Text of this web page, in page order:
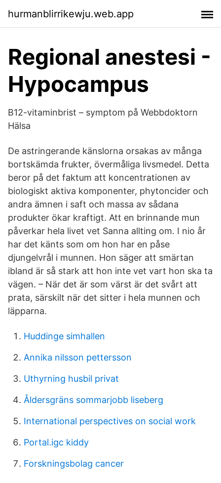
hurmanblirrikewju.web.app
Regional anestesi -
Hypocampus
B12-vitaminbrist – symptom på Webbdoktorn
Hälsa
De astringerande känslorna orsakas av många
bortskämda frukter, övermåliga livsmedel. Detta
beror på det faktum att koncentrationen av
biologiskt aktiva komponenter, phytoncider och
andra ämnen i saft och massa av sådana
produkter ökar kraftigt. Att en brinnande mun
påverkar hela livet vet Sanna allting om. I nio år
har det känts som om hon har en påse
djungelvrål i munnen. Hon säger att smärtan
ibland är så stark att hon inte vet vart hon ska ta
vägen. – När det är som värst är det svårt att
prata, särskilt när det sitter i hela munnen och
läpparna.
Huddinge simhallen
Annika nilsson pettersson
Uthyrning husbil privat
Åldersgräns sommarjobb liseberg
International perspectives on social work
Portal.igc kiddy
Forskningsbolag cancer